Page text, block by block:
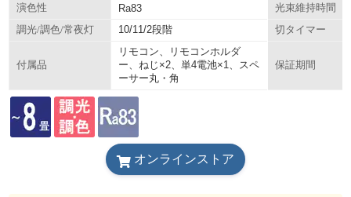
演色性
Ra83
光束維持時間
調光/調色/常夜灯
10/11/2段階 切タイマー
付属品
リモコン、リモコンホルダ
ー、ねじ×2、単4電池×1、スペ
ーサー丸・角
保証期間
オンラインストア